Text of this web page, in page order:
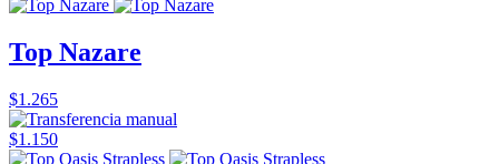
Top Nazare
$1.265
$1.150